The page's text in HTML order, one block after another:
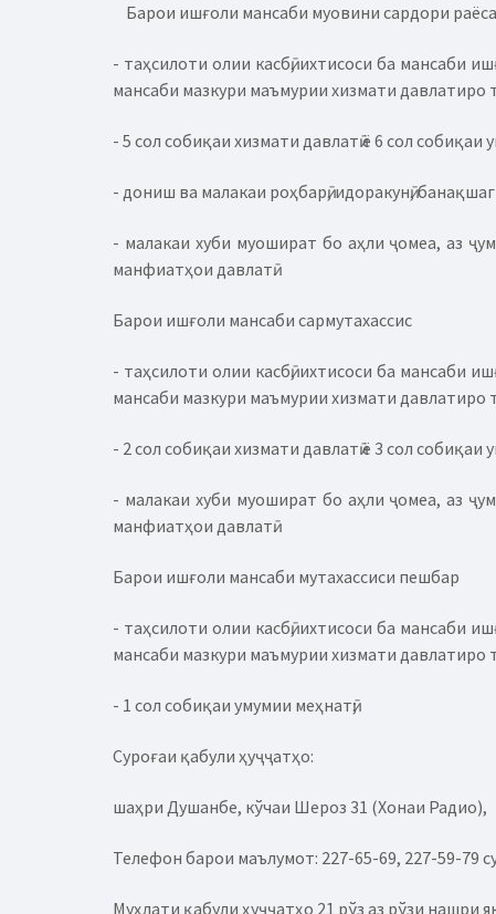
Барои ишғоли мансаби муовини сардори
- таҳсилоти олии касбӣ, ихтисоси ба мансаби
мансаби мазкури маъмурии хизмати давлатиро
- 5 сол собиқаи хизмати давлатӣ ё 6 сол собиқаи
- дониш ва малакаи роҳбарӣ, идоракунӣ,
- малакаи хуби муошират бо аҳли ҷомеа, аз
манфиатҳои давлатӣ.
Барои ишғоли мансаби сармутахассис
- таҳсилоти олии касбӣ, ихтисоси ба мансаби
мансаби мазкури маъмурии хизмати давлатиро
- 2 сол собиқаи хизмати давлатӣ ё 3 сол собиқаи
- малакаи хуби муошират бо аҳли ҷомеа, аз
манфиатҳои давлатӣ.
Барои ишғоли мансаби мутахассиси пешбар
- таҳсилоти олии касбӣ, ихтисоси ба мансаби
мансаби мазкури маъмурии хизмати давлатиро
- 1 сол собиқаи умумии меҳнатӣ;
Суроғаи қабули ҳуҷҷатҳо:
шаҳри Душанбе, кўчаи Шероз 31 (Хонаи Радио),
Телефон барои маълумот: 227-65-69, 227-59-79
Муҳлати қабули ҳуҷҷатҳо 21 рўз аз рўзи нашри